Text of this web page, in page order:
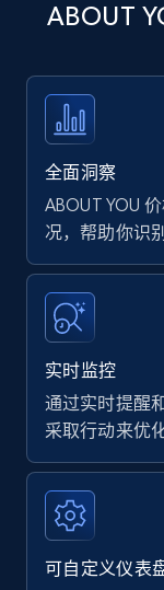
ABOUT
全面洞察
ABOUT YOU
况，帮助你识
实时监控
通过实时提醒
采取行动来优
可自定义仪表